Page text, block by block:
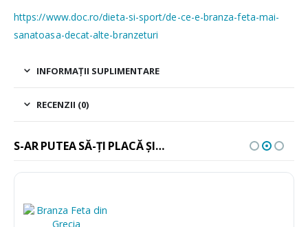
https://www.doc.ro/dieta-si-sport/de-ce-e-branza-feta-mai-
sanatoasa-decat-alte-branzeturi
INFORMAȚII SUPLIMENTARE
RECENZII (0)
S-AR PUTEA SĂ-ȚI PLACĂ ȘI…